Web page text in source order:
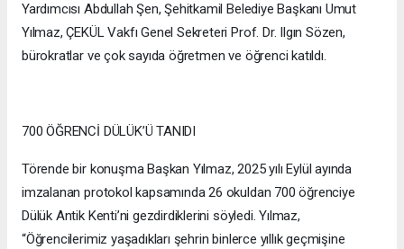
Yardımcısı Abdullah Şen, Şehitkamil Belediye Başkanı Umut
Yılmaz, ÇEKÜL Vakfı Genel Sekreteri Prof. Dr. Ilgın Sözen,
bürokratlar ve çok sayıda öğretmen ve öğrenci katıldı.
700 ÖĞRENCİ DÜLÜK’Ü TANIDI
Törende bir konuşma Başkan Yılmaz, 2025 yılı Eylül ayında
imzalanan protokol kapsamında 26 okuldan 700 öğrenciye
Dülük Antik Kenti’ni gezdirdiklerini söyledi. Yılmaz,
“Öğrencilerimiz yaşadıkları şehrin binlerce yıllık geçmişine